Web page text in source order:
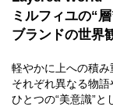
ミルフィユの“
ブランドの世界
軽やかに上への積み
それぞれ異なる物語
ひとつの“美意識”と